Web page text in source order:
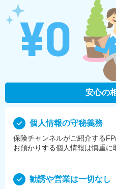
安心の
個⼈情報の守秘義務
保険チャンネルがご紹介する
お預かりする個⼈情報は慎重に
勧誘や営業は⼀切なし